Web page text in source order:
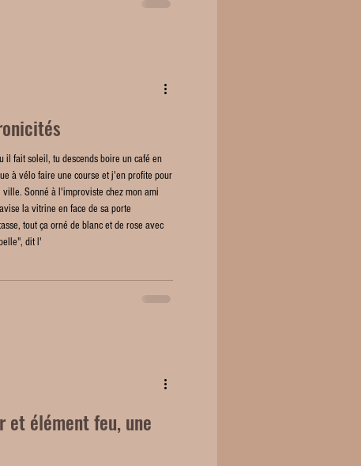
il fait soleil, tu descends boire un café en
à vélo faire une course et j'en profite pour
Sonné à l'improviste chez mon ami
la vitrine en face de sa porte
tout ça orné de blanc et de rose avec
dit l'
élément feu, une